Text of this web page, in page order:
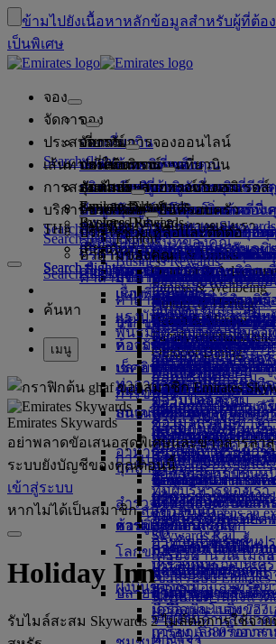
ข้ามไปยังเนื้อหาหลักข้อมูลสำหรับผู้ที่ต้อ
เป็นพิเศษ
จอง
จอง
จองเที่ยวบิน
ค้นหาเที่ยวบิน
ตารางเที่ยวบิน
ค่าโดยสารราคาพิเ
ข้อเสนอพิเศษ
วางแผนการเดินทางของ
จองโรงแรม
ทัวร์และกิจกรรม
บริการการเดินทาง
Meet & GreetMeet &
external link in a new
Dubai Connect
การขนส่ง
บริการรับส่งสนาม
จองรถยนต์
สายการบินพันธมิตร
เกี่ยวกับการจองออนไลน์
แอพของเอมิเรตส์
การรับประกันราคาที่ดีที่สุ
มิเรตส์
การเลือกที่นั่ง
Hold my fare
แอพของเอมิเรตส์
Search flight
จัดการ
จัดการ
จัดการการจองของคุณ
เรียกดูข้อมูลการจองขอ
ยกเลิกการจองของ
เปลี่ยนการจองขอ
เลือกที่นั่งของคุณ
อัพเกรดเที่ยวบินข
จัดการบริการรถพ
จองการเดินทางที่ไ
ความสะดวก
เช็คอินออนไลน์
ตัวเลือกการเช็คอิน
สถานะเที่ยวบิน
ก่อนเดินทาง
ก่อนออกเดินทาง
ข้อมูลการเดินทาง
คู่มือสำหรับวัตถุอัน
กฎระเบียบและประ
สุขภาพ
แบบฟอร์มข้อมูลทา
(MEDIF)
ข้อมูลอาหาร
สารต้องห้ามในสหรั
ท่าอากาศยานนานาชาติ
อาคารผู้โดยสาร 3
เรตส์
การเดินทางระหว่า
ไปกลับสนามบิน
บริการรถรับส่ง
สัมภาระ
ข้อมูลสัมภาระ
ข้อมูลสัมภาระ
สัมภาระที่โหลดใต้ท้
สัมภาระที่นำขึ้นเค
ซื้อสัมภาระเพิ่มเติม
น้ำหนักสัมภาระที่อ
ท้องเครื่องเพิ่มเติม
บริการสัมภาระในดู
สัมภาระที่ล่าช้าหรือเสียห
วีซ่าและหนังสือเดินทาง
ค้นหาข้อกำหนดเกี่ยวกับวีซ่าข
ข้อมูลวีซ่าและหนังสือเดิน
การอนุญาตให้เดินท
สหรัฐอเมริกา
วีซ่าของสหรัฐอาหรับเอมิ
Search flight
ประสบการณ์
ประสบการณ์บนเที่ยวบิน
บริการบนเที่ยวบินของคุณ
คุณสมบัติห้องโดยสาร
ชั้นหนึ่ง
ชั้นธุรกิจ
ชั้นประหยัดพรีเมียม
ชั้นประหยัด
ความสะดวกสบาย
ความบันเทิงบนเที่ยวบิน
รายการบันเทิงบน
ice TV Live
บริการ Wi-Fi บนเค
ความบันเทิงสำหรับ
อาหาร
อาหารสำหรับชั้นห
อาหารสำหรับชั้นธุ
อาหารชั้นประหยัด
อาหารสำหรับชั้นป
เครื่องดื่ม
ฝูงบินของเรา
เครื่องบินโบอิ้ง 777
เครื่อง A380 ของส
สัมผัสประสบการณ์กับเอมิเรตส์
การเดินทางของคุณเริ่มต้นที่นี่
สัมผัสประสบการณ์กับเอมิ
บริการรถรับส่งพร้
บริการของเอมิเรตส์
เทศกาลพิเศษ
การเดินทางแบบไร้
ห้องรับรองผู้โดยสารของเ
ห้องรับรองผู้โดยส
ห้องรับรองผู้โดยสา
ห้องรับรองผู้โดยสา
ห้องรับรองผู้โดยส
การชำระเงินเพื่อเ
โดยสาร
ห้องรับรองผู้โดยสาร
ช้อปปิ้งกับเอมิเรตส์
คอลเลกชันสินค้าป
การบินเอมิเรตส์
ร้านจำหน่ายสินค้าส
การเดินทางเป็นครอบครัว
การเดินทางกับครอบครัวของ
วางแผนการเดินทางขอ
ผู้เยาว์ที่เดินทางโด
การตั้งครรภ์
น้ำหนักสัมภาระที่
กฏเกี่ยวกับค่าโดยส
เบาะรองนั่งและเป
ที่สนามบิน
บนเครื่องบิน
เดินทางพร้อมกับเด็
การเดินทางพร้อมกั
น้ำหนักสัมภาระที่อ
อาหารสำหรับเด็กแ
ความสนุกสำหรับเด็ก
ความบันเทิงสำหรับ
ของเล่นสำหรับเด็ก
กิจกรรมสำหรับเด็ก
Fly Better
การเดินทางแบบเหนือระดับ
หลากเหตุผลในการบินเห
เกี่ยวกับเรา
เกี่ยวกับเรา
เรื่องราวของเรา
ศูนย์ข่าวประชาสัม
ประชาสัมพันธ์
a new tab
กลุ่มบริษัท
ความปลอดภัย
ความโปร่งใสทางก
เป็นธุรกิจที่มีความ
บุคลากรของเรา
ทีมผู้บริหารของเรา
งานงาน Opens an
tab
โลกของเรา
ความยั่งยืนในการด
นโยบายด้านสิ่งแว
รายงานด้านสิ่งแวด
Search flight
เส้นทางที่ให้บริการ
จุดหมายปลายทางของเรา
ปลายทาง
เส้นทางที่ให้บริการ
เอเชียและแปซิฟิก
ทวีปอเมริกา
แอฟริกา
ยุโรป
ตะวันออกกลาง
ปลายทางยอดนิยม
เที่ยวบินสู่ฮ่องกง
เที่ยวบินสู่ลอนดอน
เที่ยวบินสู่ปารีส
เที่ยวบินสู่อัมสเตอร์
เที่ยวบินสู่แมนเชสเ
สำรวจดูไบ
เที่ยวบินสู่ดูไบ
กรุงเทพฯ ไปดูไบ
ภูเก็ตไปดูไบ
ปลายทางล่าสุด
เฮลซิงกิ
หางโจว
Explore Dubai
Explore Dubai
Explore
Food & Drinks
Outdoor & Adventure
Fitness & Wellbeing
Culture & Heritage
Beach & Marine
Family entertainment
Outdoor Dining
พันธมิตรการเดินทางของเรา
สายการบินพันธมิตรและพันธมิ
พันธมิตรการเดินทางของ
แควนตัส
flydubai
พันธมิตร Emirates
สำรวจ
สำรวจจุดหมายปลายทางของเอ
แผนที่เส้นทาง
แรงบันดาลใจในช่วงวันห
ชายหาดท่องเที่ยว
เที่ยวชมธรรมชาติ
การท่องเที่ยวเชิงป
วัฒนธรรมในช่วงวั
การท่องเที่ยวในเมือ
วันหยุดสำหรับนักชิ
Search flight
การสะสมไมล์
Emirates Skywards
สมัครสมาชิก Emirates Skywards
เกี่ยวกับ Emirates Skywards
สถานภาพสมาชิก
flydubai
เงินสด+ไมล์สะสม
บัตรสมาชิกแบบดิจิ
ครอบครัวของฉัน
แลกใช้ไมล์สะสม
ขอรับไมล์สะสม
ซื้อไมล์สะสม
รับไมล์สะสม
Skywards Skysurfers
Skywards Exclusives
Opens an external
พันธมิตรของเรา
Skywards Rail
เครื่องคำนวณไมล์
เข้าสู่ระบบ Emirates
Skywards+
Business Rewards
ลงทะเบียนบริษัทของคุณ
Business Rewards
ลงทะเบียนบริษัทข
เข้าสู่ระบบ Business
สิทธิประโยชน์
โปรแกรมนี้มีอะไร
คำถามที่พบบ่อย
Search flight
บริการช่วยเหลือ
บริการช่วยเหลือและติดต่อ
บริการช่วยเหลือและติดต่อ
บริการช่วยเหลือและติดต่
การเปลี่ยนแปลงหรื
ความช่วยเหลือด้า
หนังสือเดินทาง
ข้อเสนอแนะและข้อ
การช่วยเหลิอเรื่อง
เสียหาย
บริการ Dubai
การเปลี่ยนแปลงการดำเ
ข้อมูลอัพเดตการเดิ
ตรวจสอบสถานะเ
การดูแลพิเศษ
การเดินทางที่ได้รับ
สะดวกกับเอมิเรตส์
ความช่วยเหลือพิเ
คำถามของคุณ
คำถามที่ถามบ่อย
คำถามที่ถามบ่อย
การจองกับสายการ
เครือข่ายและรหัส
เรา
ผลิตภัณฑ์อื่นของเร
ความช่วยเหลือพิเ
สัมภาระและทรัพย์
การเตรียมตัวในกา
ที่สนามบิน
Emirates Skywards
โปรแกรม Business
การบินเอมิเรตส์
ประสบการณ์บนเค
เครื่องมือและทรัพย
มือถือและแอพของเ
การยกเลิกหรือการ
Search flight
TH
ค้นหา
เมนู
Emirates Skywards
อย่าพลาดขัอเสนอสุดพิเศษและข่าวสารล่าสุ
ระบบยังบัญชีของคุณตอนนี้
เข้าสู่ระบบ
หากไม่ได้เป็นสมาชิก สมัครตอนนี้
Holiday Inn
รับไมล์สะสม Skywards 2 ไมล์ต่อการใช้จ่า